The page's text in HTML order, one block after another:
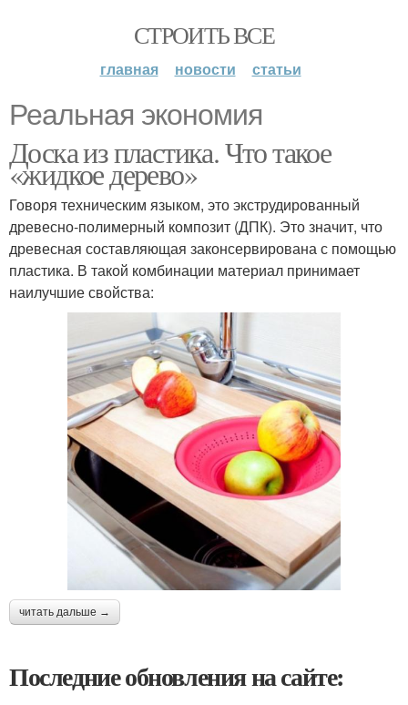
СТРОИТЬ ВСЕ
главная новости статьи
Реальная экономия
Доска из пластика. Что такое
«жидкое дерево»
Говоря техническим языком, это экструдированный
древесно-полимерный композит (ДПК). Это значит, что
древесная составляющая законсервирована с помощью
пластика. В такой комбинации материал принимает
наилучшие свойства:
читать дальше →
Последние обновления на сайте: